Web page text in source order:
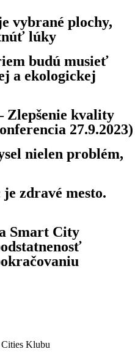
vybrané plochy,
lúky
budú musieť
a ekologickej
Zlepšenie kvality
27.9.2023)
nielen problém,
zdravé mesto.
Smart City
Klubu